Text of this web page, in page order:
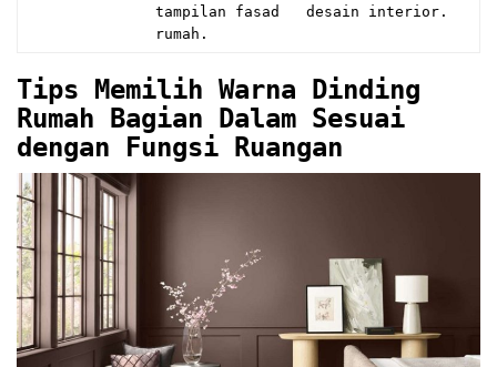
tampilan fasad
rumah.
desain interior.
Tips Memilih Warna Dinding
Rumah Bagian Dalam Sesuai
dengan Fungsi Ruangan